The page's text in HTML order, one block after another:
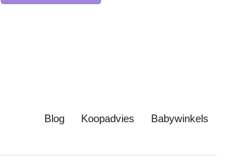
Blog Koopadvies Babywinkels